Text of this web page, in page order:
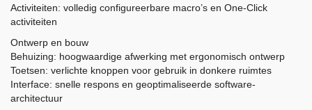
Activiteiten: volledig configureerbare macro’s en One-Click
activiteiten
Ontwerp en bouw
Behuizing: hoogwaardige afwerking met ergonomisch ontwerp
Toetsen: verlichte knoppen voor gebruik in donkere ruimtes
Interface: snelle respons en geoptimaliseerde software-
architectuur